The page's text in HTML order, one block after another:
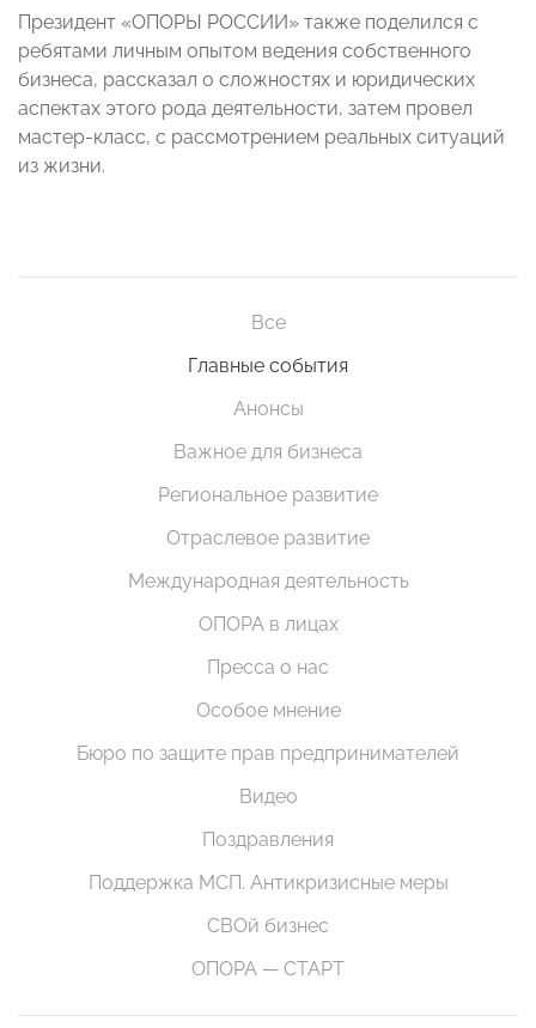
Президент «ОПОРЫ РОССИИ» также поделился с
ребятами личным опытом ведения собственного
бизнеса, рассказал о сложностях и юридических
аспектах этого рода деятельности, затем провел
мастер-класс, с рассмотрением реальных ситуаций
из жизни.
Все
Главные события
Анонсы
Важное для бизнеса
Региональное развитие
Отраслевое развитие
Международная деятельность
ОПОРА в лицах
Пресса о нас
Особое мнение
Бюро по защите прав предпринимателей
Видео
Поздравления
Поддержка МСП. Антикризисные меры
СВОй бизнес
ОПОРА — СТАРТ